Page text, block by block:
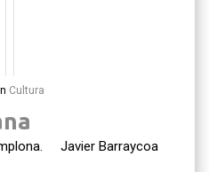
Cultura
Javier Barraycoa